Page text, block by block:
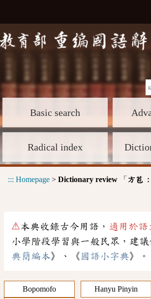
Basic search
Radical index
::: Homepage > Dictionary review 「 方苞 :
⚠本典收錄古今用語， 適用於語
小學階段學習與一般民眾，建
典簡編本》、《 國語小字典》。
Bopomofo
Hanyu Pinyin